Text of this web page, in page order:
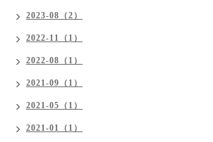
2023-08（2）
2022-11（1）
2022-08（1）
2021-09（1）
2021-05（1）
2021-01（1）